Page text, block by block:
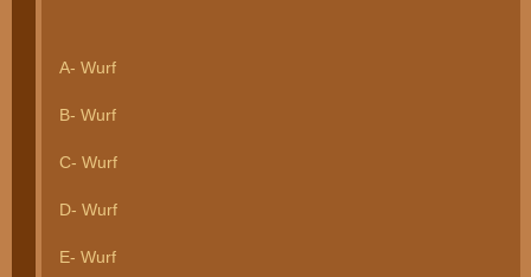
A- Wurf
B- Wurf
C- Wurf
D- Wurf
E- Wurf